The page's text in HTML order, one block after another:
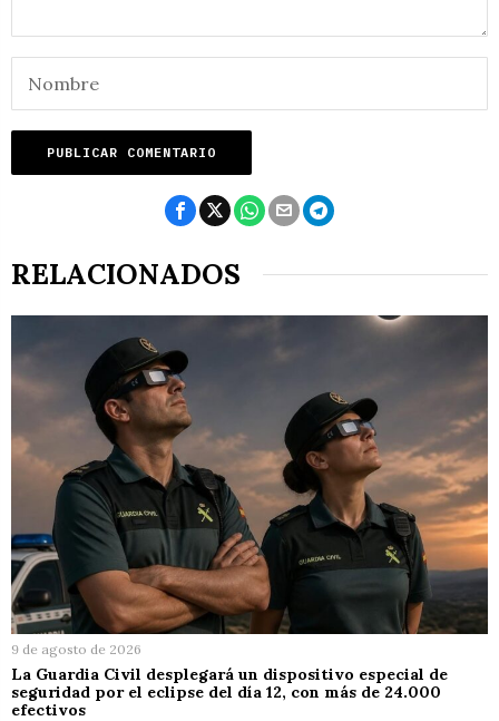
RELACIONADOS
9 de agosto de 2026
La Guardia Civil desplegará un dispositivo especial de
seguridad por el eclipse del día 12, con más de 24.000
efectivos